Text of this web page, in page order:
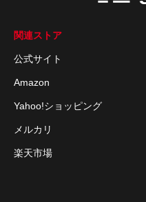
関連ストア
公式サイト
Amazon
Yahoo!ショッピング
メルカリ
楽天市場